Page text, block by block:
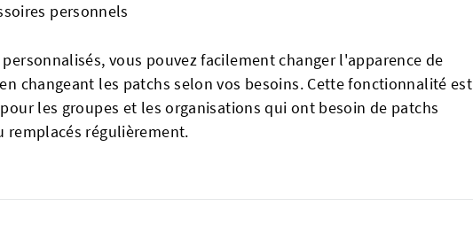
personnels
vous pouvez facilement changer l'apparence de
changeant les patchs selon vos besoins. Cette fonctionnalité est
les groupes et les organisations qui ont besoin de patchs
remplacés régulièrement.